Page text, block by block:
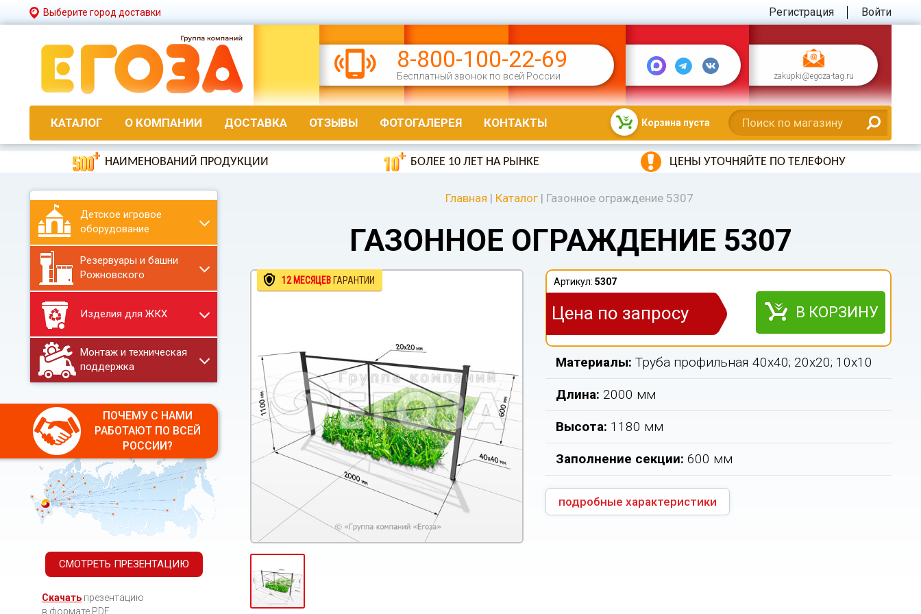
Выберите город доставки Регистрация Войти
8-800-100-22-69
Бесплатный звонок по всей России zakupki@egoza-tag.ru
КАТАЛОГ О КОМПАНИИ ДОСТАВКА ОТЗЫВЫ ФОТОГАЛЕРЕЯ КОНТАКТЫ Корзина пуста
НАИМЕНОВАНИЙ ПРОДУКЦИИ БОЛЕЕ 10 ЛЕТ НА РЫНКЕ ЦЕНЫ УТОЧНЯЙТЕ ПО ТЕЛЕФОНУ
Детское игровое
оборудование
Резервуары и башни
Рожновского
Изделия для ЖКХ
Монтаж и техническая
поддержка
ПОЧЕМУ С НАМИ
РАБОТАЮТ ПО ВСЕЙ
РОССИИ?
СМОТРЕТЬ ПРЕЗЕНТАЦИЮ
Скачать презентацию
в формате PDF
Главная | Каталог | Газонное ограждение 5307
ГАЗОННОЕ ОГРАЖДЕНИЕ 5307
12 МЕСЯЦЕВ ГАРАНТИИ Артикул: 5307
Цена по запросу В КОРЗИНУ
Материалы: Труба профильная 40х40; 20х20; 10х10
Длина: 2000 мм
Высота: 1180 мм
Заполнение секции: 600 мм
подробные характеристики